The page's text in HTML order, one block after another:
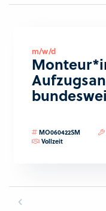
m/w/d
MO060422SM
Vollzeit